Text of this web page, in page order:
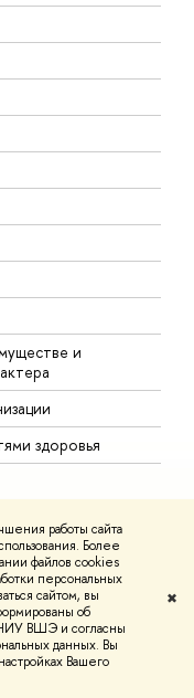
работы сайта
Более
файлов cookies
персональных
сайтом, вы
об
НИУ ВШЭ и согласны
данных. Вы
Вашего
✖
и
здоровья
РФ